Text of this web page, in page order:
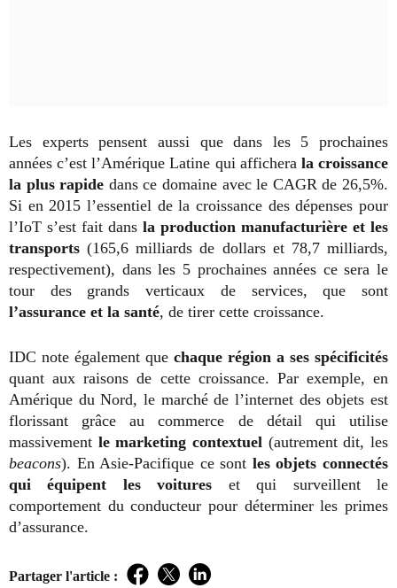
Les experts pensent aussi que dans les 5 prochaines
années c’est l’Amérique Latine qui affichera la croissance
la plus rapide dans ce domaine avec le CAGR de 26,5%.
Si en 2015 l’essentiel de la croissance des dépenses pour
l’IoT s’est fait dans la production manufacturière et les
transports (165,6 milliards de dollars et 78,7 milliards,
respectivement), dans les 5 prochaines années ce sera le
tour des grands verticaux de services, que sont
l’assurance et la santé, de tirer cette croissance.
IDC note également que chaque région a ses spécificités
quant aux raisons de cette croissance. Par exemple, en
Amérique du Nord, le marché de l’internet des objets est
florissant grâce au commerce de détail qui utilise
massivement le marketing contextuel (autrement dit, les
beacons). En Asie-Pacifique ce sont les objets connectés
qui équipent les voitures et qui surveillent le
comportement du conducteur pour déterminer les primes
d’assurance.
Partager l'article : Facebook
TwitterLinkedIn